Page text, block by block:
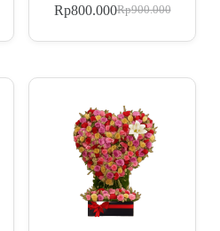
Rp900.000
Rp800.000